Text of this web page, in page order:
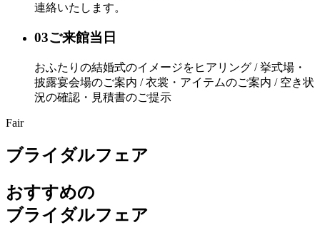
連絡いたします。
03ご来館当日
おふたりの結婚式のイメージをヒアリング / 挙式場・
披露宴会場のご案内 / 衣裳・アイテムのご案内 / 空き状
況の確認・見積書のご提示
Fair
ブライダルフェア
おすすめの
ブライダルフェア